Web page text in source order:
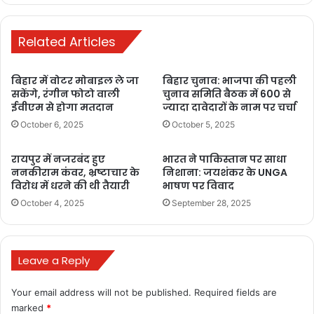
कदम
स्टार्टअप इंडिया
Related Articles
बिहार में वोटर मोबाइल ले जा
सकेंगे, रंगीन फोटो वाली
ईवीएम से होगा मतदान
October 6, 2025
बिहार चुनाव: भाजपा की पहली
चुनाव समिति बैठक में 600 से
ज्यादा दावेदारों के नाम पर चर्चा
October 5, 2025
रायपुर में नजरबंद हुए
ननकीराम कंवर, भ्रष्टाचार के
विरोध में धरने की थी तैयारी
October 4, 2025
भारत ने पाकिस्तान पर साधा
निशाना: जयशंकर के UNGA
भाषण पर विवाद
September 28, 2025
Leave a Reply
Your email address will not be published. Required fields are
marked *